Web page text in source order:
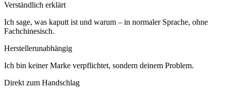
Verständlich erklärt
Ich sage, was kaputt ist und warum – in normaler Sprache, ohne
Fachchinesisch.
Herstellerunabhängig
Ich bin keiner Marke verpflichtet, sondern deinem Problem.
Direkt zum Handschlag